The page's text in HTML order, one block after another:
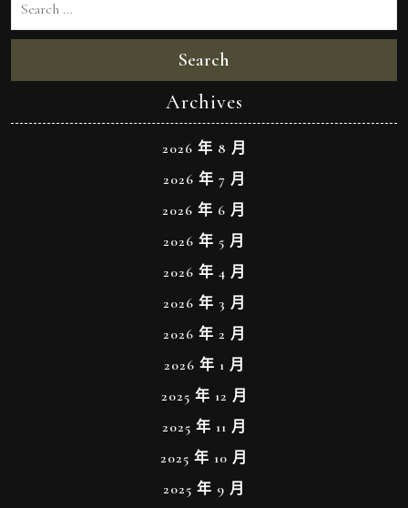
Search
Archives
2026 年 8 月
2026 年 7 月
2026 年 6 月
2026 年 5 月
2026 年 4 月
2026 年 3 月
2026 年 2 月
2026 年 1 月
2025 年 12 月
2025 年 11 月
2025 年 10 月
2025 年 9 月